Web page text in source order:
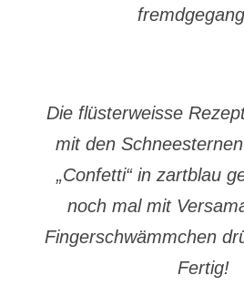
Die flüsterweisse
mit den
„Confetti“ in zartblau
noch mal mit
Fingerschwämmchen
Fertig!